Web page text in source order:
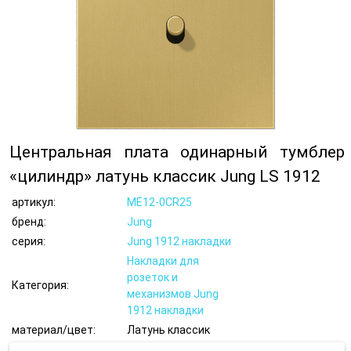
Центральная плата одинарный тумблер
«цилиндр» латунь классик Jung LS 1912
артикул:
ME12-0CR25
бренд:
Jung
серия:
Jung 1912 накладки
Категория:
Накладки для
розеток и
механизмов Jung
1912 накладки
материал/цвет:
Латунь классик